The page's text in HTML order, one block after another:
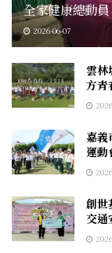
全家健康總動
2026-06-07
雲林
方青
嘉義
運動
創世
交通